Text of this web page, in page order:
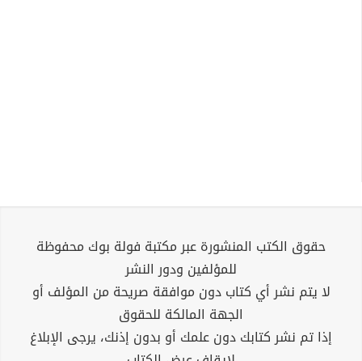
حقوق الكتب المنشورة عبر مكتبة فولة بوك محفوظة
للمؤلفين ودور النشر
لا يتم نشر أي كتاب دون موافقة صريحة من المؤلف أو
الجهة المالكة للحقوق
إذا تم نشر كتابك دون علمك أو بدون إذنك، يرجى الإبلاغ